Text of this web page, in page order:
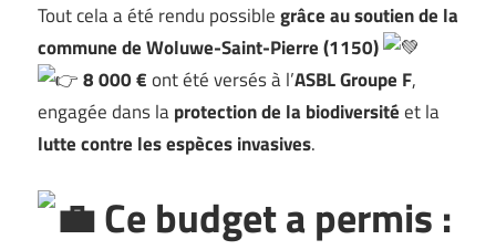
Tout cela a été rendu possiblegrâce au soutien de la
commune de Woluwe-Saint-Pierre (1150)
8 000 €ont été versés à l’ASBL Groupe F,
engagée dans laprotection de la biodiversitéet la
lutte contre les espèces invasives.
Ce budget a permis :